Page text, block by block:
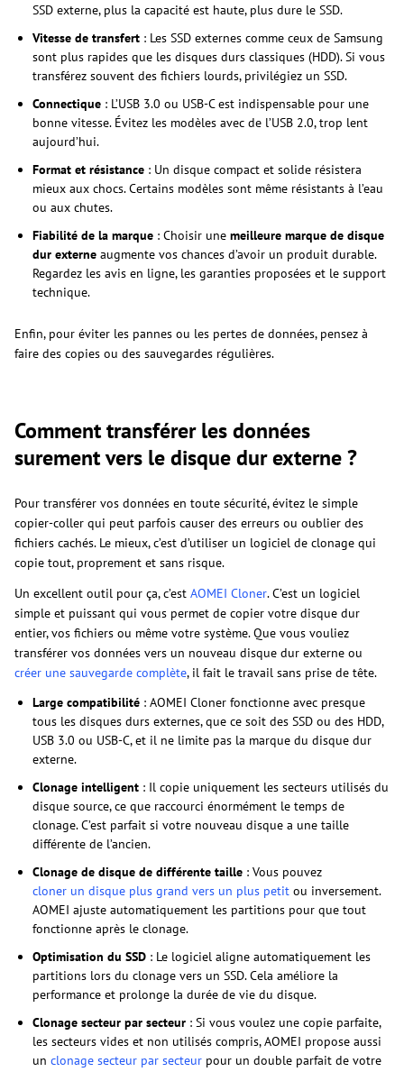
SSD externe, plus la capacité est haute, plus dure le SSD.
Vitesse de transfert : Les SSD externes comme ceux de Samsung
sont plus rapides que les disques durs classiques (HDD). Si vous
transférez souvent des fichiers lourds, privilégiez un SSD.
Connectique : L’USB 3.0 ou USB-C est indispensable pour une
bonne vitesse. Évitez les modèles avec de l’USB 2.0, trop lent
aujourd’hui.
Format et résistance : Un disque compact et solide résistera
mieux aux chocs. Certains modèles sont même résistants à l’eau
ou aux chutes.
Fiabilité de la marque : Choisir une meilleure marque de disque
dur externe augmente vos chances d’avoir un produit durable.
Regardez les avis en ligne, les garanties proposées et le support
technique.
Enfin, pour éviter les pannes ou les pertes de données, pensez à
faire des copies ou des sauvegardes régulières.
Comment transférer les données
surement vers le disque dur externe ?
Pour transférer vos données en toute sécurité, évitez le simple
copier-coller qui peut parfois causer des erreurs ou oublier des
fichiers cachés. Le mieux, c’est d’utiliser un logiciel de clonage qui
copie tout, proprement et sans risque.
Un excellent outil pour ça, c’est AOMEI Cloner. C’est un logiciel
simple et puissant qui vous permet de copier votre disque dur
entier, vos fichiers ou même votre système. Que vous vouliez
transférer vos données vers un nouveau disque dur externe ou
créer une sauvegarde complète, il fait le travail sans prise de tête.
Large compatibilité : AOMEI Cloner fonctionne avec presque
tous les disques durs externes, que ce soit des SSD ou des HDD,
USB 3.0 ou USB-C, et il ne limite pas la marque du disque dur
externe.
Clonage intelligent : Il copie uniquement les secteurs utilisés du
disque source, ce que raccourci énormément le temps de
clonage. C’est parfait si votre nouveau disque a une taille
différente de l’ancien.
Clonage de disque de différente taille : Vous pouvez
cloner un disque plus grand vers un plus petit ou inversement.
AOMEI ajuste automatiquement les partitions pour que tout
fonctionne après le clonage.
Optimisation du SSD : Le logiciel aligne automatiquement les
partitions lors du clonage vers un SSD. Cela améliore la
performance et prolonge la durée de vie du disque.
Clonage secteur par secteur : Si vous voulez une copie parfaite,
les secteurs vides et non utilisés compris, AOMEI propose aussi
un clonage secteur par secteur pour un double parfait de votre